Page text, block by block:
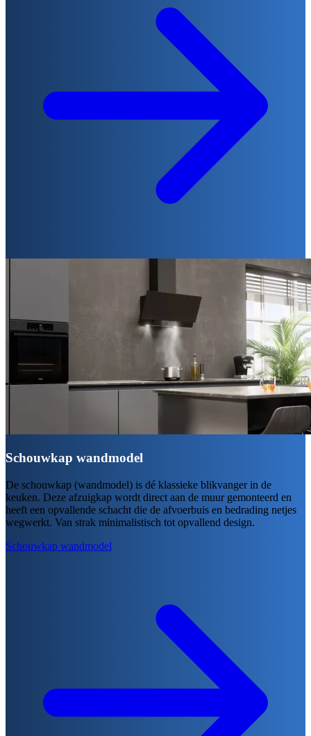
Schouwkap wandmodel
De schouwkap (wandmodel) is dé klassieke blikvanger in de
keuken. Deze afzuigkap wordt direct aan de muur gemonteerd en
heeft een opvallende schacht die de afvoerbuis en bedrading netjes
wegwerkt. Van strak minimalistisch tot opvallend design.
Schouwkap wandmodel